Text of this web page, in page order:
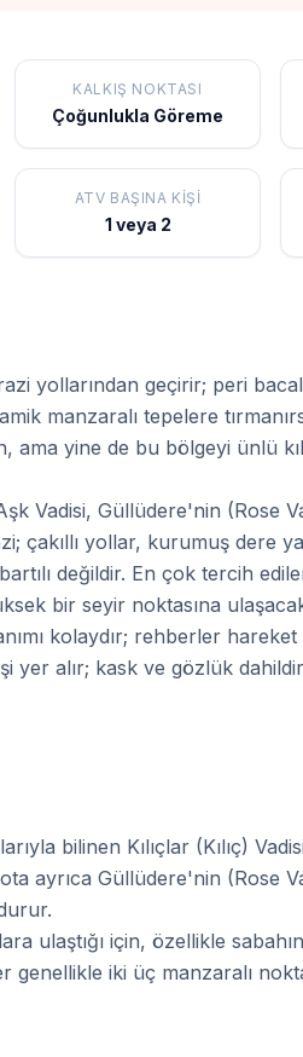
KALKIŞ NOKTASI
Çoğunlukla Göreme
ATV BAŞINA KIŞI
1 veya 2
yollarından geçirir; peri
manzaralı tepelere
ama yine de bu bölgeyi ünlü
Vadisi, Güllüdere'nin (Rose
çakıllı yollar, kurumuş dere
değildir. En çok tercih
bir seyir noktasına
kolaydır; rehberler
yer alır; kask ve gözlük
bilinen Kılıçlar (Kılıç)
ayrıca Güllüdere'nin (Rose
ulaştığı için, özellikle
genellikle iki üç manzaralı